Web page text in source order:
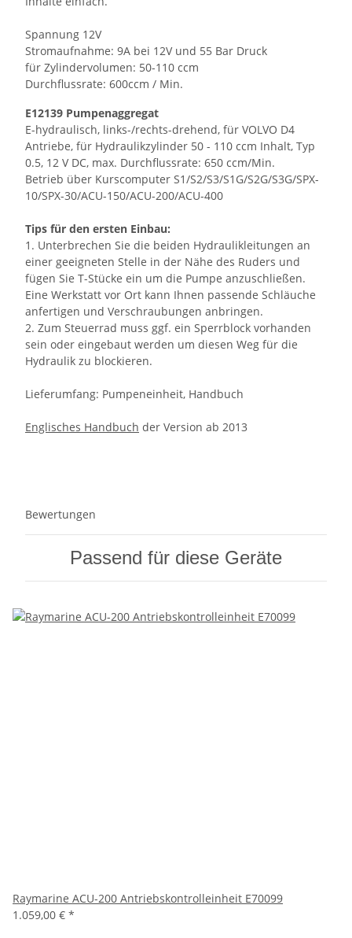
Spannung 12V
Stromaufnahme: 9A bei 12V und 55 Bar Druck
für Zylindervolumen: 50-110 ccm
Durchflussrate: 600ccm / Min.
E12139 Pumpenaggregat
E-hydraulisch, links-/rechts-drehend, für VOLVO D4
Antriebe, für Hydraulikzylinder 50 - 110 ccm Inhalt, Typ
0.5, 12 V DC, max. Durchflussrate: 650 ccm/Min.
Betrieb über Kurscomputer S1/S2/S3/S1G/S2G/S3G/SPX-
10/SPX-30/ACU-150/ACU-200/ACU-400
Tips für den ersten Einbau:
1. Unterbrechen Sie die beiden Hydraulikleitungen an
einer geeigneten Stelle in der Nähe des Ruders und
fügen Sie T-Stücke ein um die Pumpe anzuschließen.
Eine Werkstatt vor Ort kann Ihnen passende Schläuche
anfertigen und Verschraubungen anbringen.
2. Zum Steuerrad muss ggf. ein Sperrblock vorhanden
sein oder eingebaut werden um diesen Weg für die
Hydraulik zu blockieren.
Lieferumfang: Pumpeneinheit, Handbuch
Englisches Handbuch der Version ab 2013
Bewertungen
Passend für diese Geräte
Raymarine ACU-200 Antriebskontrolleinheit E70099
1.059,00 € *